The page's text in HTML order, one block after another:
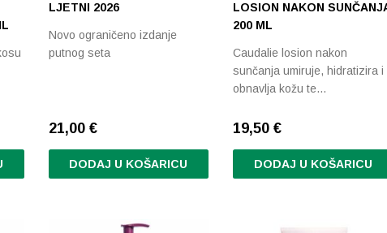
LJETNI 2026
Novo ograničeno izdanje
putnog seta
21,00 €
DODAJ U KOŠARICU
LOSION NAKON
200 ML
Caudalie losion nakon
sunčanja umiruje, hidratizira i
obnavlja kožu te…
19,50€
DODAJ U KOŠARICU